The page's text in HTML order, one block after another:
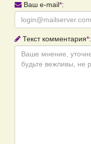
Ваш e-mail*:
Текст комментария*: